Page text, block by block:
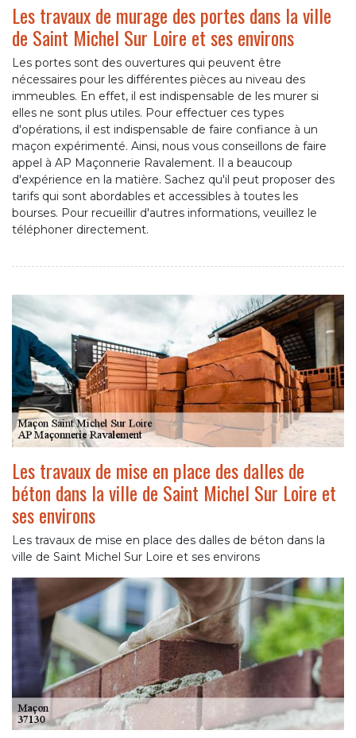
Les travaux de murage des portes dans la ville
de Saint Michel Sur Loire et ses environs
Les portes sont des ouvertures qui peuvent être
nécessaires pour les différentes pièces au niveau des
immeubles. En effet, il est indispensable de les murer si
elles ne sont plus utiles. Pour effectuer ces types
d'opérations, il est indispensable de faire confiance à un
maçon expérimenté. Ainsi, nous vous conseillons de faire
appel à AP Maçonnerie Ravalement. Il a beaucoup
d'expérience en la matière. Sachez qu'il peut proposer des
tarifs qui sont abordables et accessibles à toutes les
bourses. Pour recueillir d'autres informations, veuillez le
téléphoner directement.
Les travaux de mise en place des dalles de
béton dans la ville de Saint Michel Sur Loire et
ses environs
Les travaux de mise en place des dalles de béton dans la
ville de Saint Michel Sur Loire et ses environs